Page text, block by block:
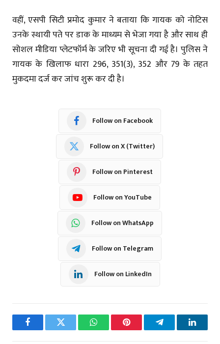
वहीं, एसपी सिटी प्रमोद कुमार ने बताया कि गायक को नोटिस
उनके स्थायी पते पर डाक के माध्यम से भेजा गया है और साथ ही
सोशल मीडिया प्लेटफॉर्म के जरिए भी सूचना दी गई है। पुलिस ने
गायक के खिलाफ धारा 296, 351(3), 352 और 79 के तहत
मुकदमा दर्ज कर जांच शुरू कर दी है।
Follow on Facebook
Follow on X (Twitter)
Follow on Pinterest
Follow on YouTube
Follow on WhatsApp
Follow on Telegram
Follow on LinkedIn
FacebookTwitter WhatsAppPinterest Telegram